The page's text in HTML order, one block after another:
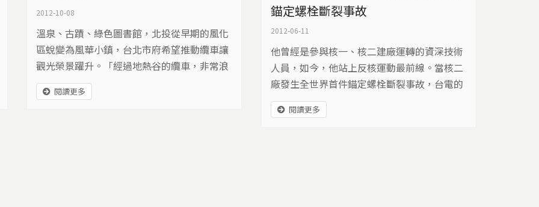
2012-10-08
溫泉、古蹟、綠色圖書館，北投從早期的風化
區蛻變為風華小鎮，台北市府希望推動纜車讓
觀光榮景躍升。「經過地熱谷的纜車，非常浪
漫，但是當鏽蝕發生的時候，這根本就是驚悚
劇！」台北市八投里仁協會理事長戴秀芬擔憂
閱讀更多
錨定螺栓斷裂事故
2012-06-11
他曾經是參與核一、核二建廠運轉的資深技術
人員，如今，他站上反核運動最前線。當核二
廠發生全世界首件錨定螺栓斷裂事故，台電的
安全保證，為什麼說服不了曾在裡面工作的員
工？閱讀更多